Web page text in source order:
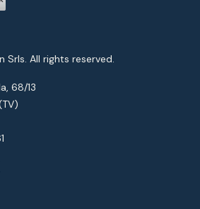
All rights reserved.
68/13